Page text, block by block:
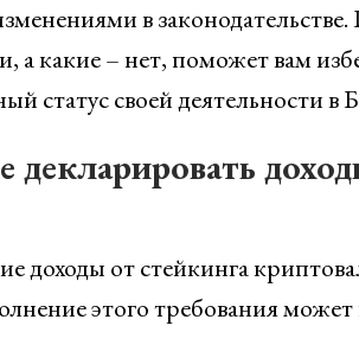
в
а какие – нет, поможет вам
статус своей деятельности в
доходы от стейкинга
этого требования